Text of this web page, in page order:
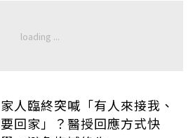
家人臨終突喊「有人來接我、
要回家」？醫授回應方式快